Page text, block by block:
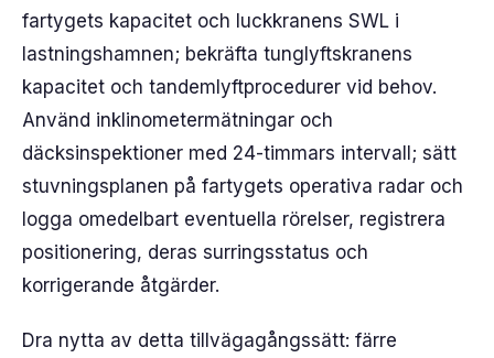
fartygets kapacitet och luckkranens SWL i
lastningshamnen; bekräfta tunglyftskranens
kapacitet och tandemlyftprocedurer vid behov.
Använd inklinometermätningar och
däcksinspektioner med 24-timmars intervall; sätt
stuvningsplanen på fartygets operativa radar och
logga omedelbart eventuella rörelser, registrera
positionering, deras surringsstatus och
korrigerande åtgärder.
Dra nytta av detta tillvägagångssätt: färre